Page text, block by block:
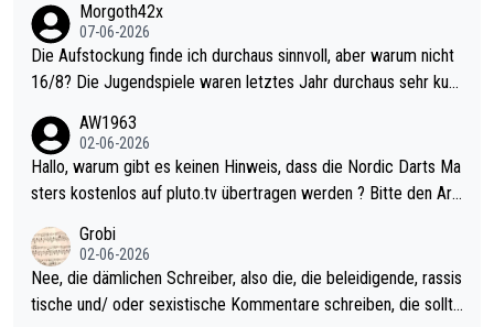
Morgoth42x
07-06-2026
Die Aufstockung finde ich durchaus sinnvoll, aber warum nicht
16/8? Die Jugendspiele waren letztes Jahr durchaus sehr kurz
Allerdings ist Mitchell Lawrie als Nummer 1 der Welt eh qualifi
ziert. Somit ändert die automatische Qualifikation des Weltmei
sters erstmal nichts. Ich denke sie wollen damit für nächstes J
ohl wenig WDF Turniere spielen. Dies war bei Archie Self letzt
es Jahr der Fall. Er musste als amtierender Weltmeister durch
den Qualifier und ich glaube kaum, dass Mitchel sich das (in Ve
AW1963
02-06-2026
Hallo, warum gibt es keinen Hinweis, dass die Nordic Darts Ma
sters kostenlos auf pluto.tv übertragen werden ? Bitte den Arti
Grobi
02-06-2026
Nee, die dämlichen Schreiber, also die, die beleidigende, rassis
tische und/ oder sexistische Kommentare schreiben, die sollte